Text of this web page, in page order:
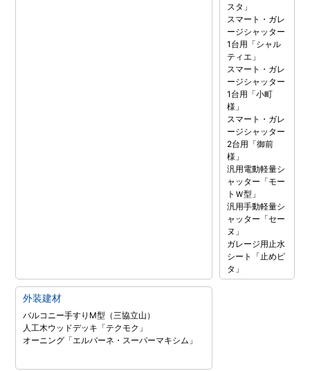
スタ」
スマート・ガレ
ージシャッター
1台用「シャル
ティエ」
スマート・ガレ
ージシャッター
1台用「小町
様」
スマート・ガレ
ージシャッター
2台用「御前
様」
汎用電動軽量シ
ャッター「モー
トＷ型」
汎用手動軽量シ
ャッター「セー
ヌ」
ガレージ用止水
シート「止めピ
タ」
外装建材
バルコニー手すりM型（三協立山）
人工木ウッドデッキ「テクモク」
オーニング「エルバーネ・スーパーマキシム」